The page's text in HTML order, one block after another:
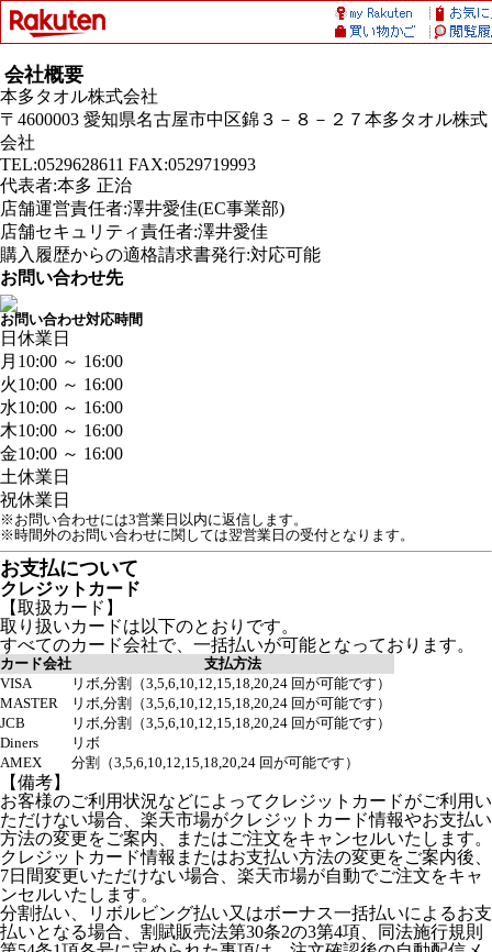
会社概要
本多タオル株式会社
〒4600003 愛知県名古屋市中区錦３－８－２７本多タオル株式
会社
TEL:0529628611 FAX:0529719993
代表者:本多 正治
店舗運営責任者:澤井愛佳(EC事業部)
店舗セキュリティ責任者:澤井愛佳
購入履歴からの適格請求書発行:対応可能
お問い合わせ先
お問い合わせ対応時間
日 休業日
月 10:00 ～ 16:00
火10:00 ～ 16:00
水10:00 ～ 16:00
木10:00 ～ 16:00
金10:00 ～ 16:00
土休業日
祝休業日
※お問い合わせには3営業日以内に返信します。
※時間外のお問い合わせに関しては翌営業日の受付となります。
お支払について
クレジットカード
【取扱カード】
取り扱いカードは以下のとおりです。
すべてのカード会社で、一括払いが可能となっております。
カード会社
支払方法
VISA
リボ,分割（3,5,6,10,12,15,18,20,24 回が可能です）
MASTER
リボ,分割（3,5,6,10,12,15,18,20,24 回が可能です）
JCB
リボ,分割（3,5,6,10,12,15,18,20,24 回が可能です）
Diners
リボ
AMEX
分割（3,5,6,10,12,15,18,20,24 回が可能です）
【備考】
お客様のご利用状況などによってクレジットカードがご利用い
ただけない場合、楽天市場がクレジットカード情報やお支払い
方法の変更をご案内、またはご注文をキャンセルいたします。
クレジットカード情報またはお支払い方法の変更をご案内後、
7日間変更いただけない場合、楽天市場が自動でご注文をキャ
ンセルいたします。
分割払い、リボルビング払い又はボーナス一括払いによるお支
払いとなる場合、割賦販売法第30条2の3第4項、同法施行規則